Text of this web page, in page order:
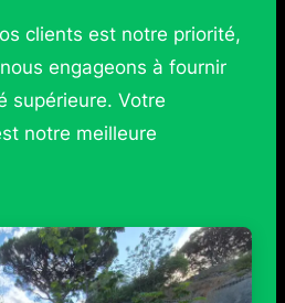
clients est notre priorité,
engageons à fournir
supérieure. Votre
notre meilleure